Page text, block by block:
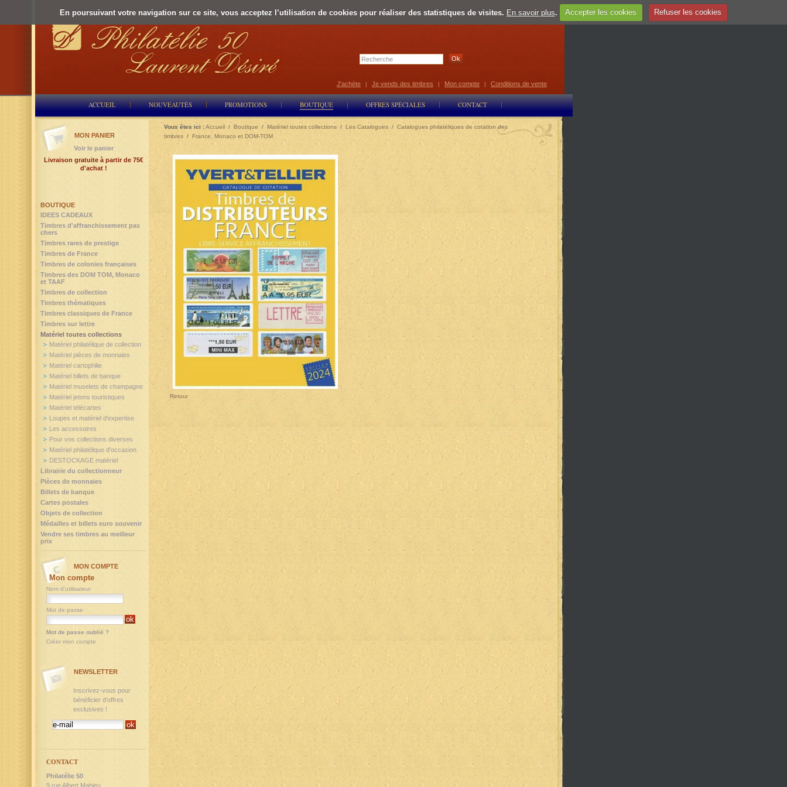
En poursuivant votre navigation sur ce site, vous acceptez l’utilisation de cookies pour réaliser des statistiques de visites. En savoir plus. Accepter les cookies Refuser les cookies
Select Language ▼
ACCUEIL NOUVEAUTÉS PROMOTIONS BOUTIQUE OFFRES SPÉCIALES CONTACT
J'achète | Je vends des timbres | Mon compte | Conditions de vente
Vous êtes ici :Accueil / Boutique / Matériel toutes collections / Les Catalogues / Catalogues philatéliques de cotation des
timbres / France, Monaco et DOM-TOM
Retour
BOUTIQUE
IDEES CADEAUX
Timbres d'affranchissement pas
chers
Timbres rares de prestige
Timbres de France
Timbres de colonies françaises
Timbres des DOM TOM, Monaco
et TAAF
Timbres de collection
Timbres thématiques
Timbres classiques de France
Timbres sur lettre
Matériel toutes collections
Matériel philatélique de collection
Matériel pièces de monnaies
Matériel cartophilie
Matériel billets de banque
Matériel muselets de champagne
Matériel jetons touristiques
Matériel télécartes
Loupes et matériel d'expertise
Les accessoires
Pour vos collections diverses
Matériel philatélique d'occasion
DESTOCKAGE matériel
Librairie du collectionneur
Pièces de monnaies
Billets de banque
Cartes postales
Objets de collection
Médailles et billets euro souvenir
Vendre ses timbres au meilleur
prix
MON PANIER
Voir le panier
Livraison gratuite à partir de 75€
d'achat !
MON COMPTE
Mon compte
Nom d'utilisateur
Mot de passe
Mot de passe oublié ?
Créer mon compte
NEWSLETTER
Inscrivez-vous pour
bénéficier d'offres
exclusives !
CONTACT
Philatélie 50
9,rue Albert Mahieu